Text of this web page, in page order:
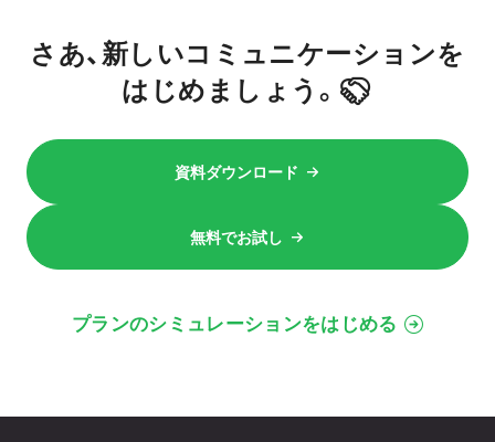
さあ、新しいコミュニケーションを
はじめましょう。
資料ダウンロード
無料でお試し
プランのシミュレーションをはじめる